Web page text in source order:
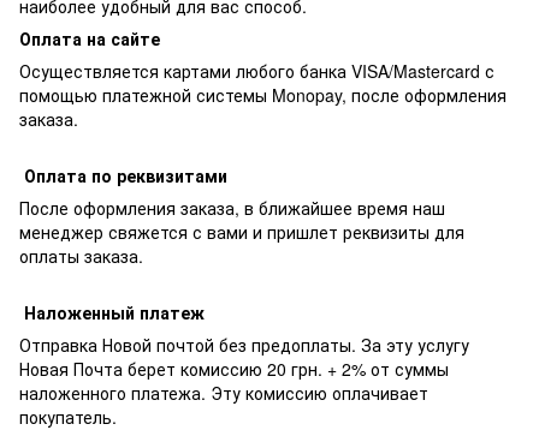
наиболее удобный для вас способ.
Оплата на сайте
Осуществляется картами любого банка VISA/Mastercard с
помощью платежной системы Monopay, после оформления
заказа.
Оплата по реквизитами
После оформления заказа, в ближайшее время наш
менеджер свяжется с вами и пришлет реквизиты для
оплаты заказа.
Наложенный платеж
Отправка Новой почтой без предоплаты. За эту услугу
Новая Почта берет комиссию 20 грн. + 2% от суммы
наложенного платежа. Эту комиссию оплачивает
покупатель.